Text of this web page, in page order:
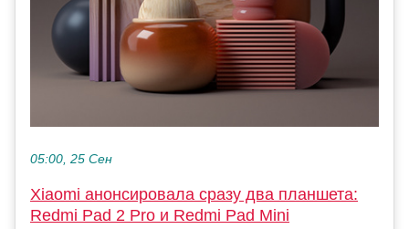
05:00, 25 Сен
Xiaomi анонсировала сразу два планшета:
Redmi Pad 2 Pro и Redmi Pad Mini